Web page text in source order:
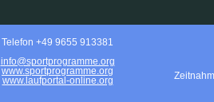
Telefon +49 9655 913381
info@sportprogramme.org
www.sportprogramme.org
www.laufportal-online.org